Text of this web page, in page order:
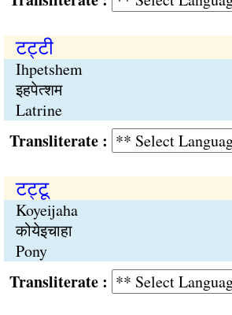
टट्‍टी
Ihpetshem
इहपेत्शम
Latrine
:
टट्‍टू
Koyeijaha
कोयेइचाहा
Pony
: